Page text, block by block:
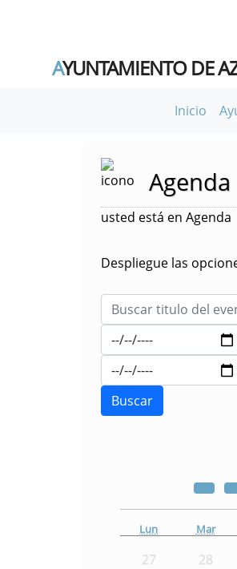
AYUNTAMIENTO DE
Inicio
Agenda
usted está en Agenda
Despliegue las
Lun Mar
27 28